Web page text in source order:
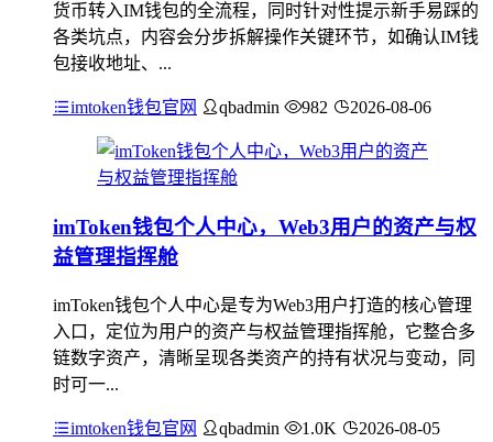
货币转入IM钱包的全流程，同时针对性提示新手易踩的
各类坑点，内容会分步拆解操作关键环节，如确认IM钱
包接收地址、...
imtoken钱包官网 qbadmin 982 2026-08-06
imToken钱包个人中心，Web3用户的资产与权
益管理指挥舱
imToken钱包个人中心是专为Web3用户打造的核心管理
入口，定位为用户的资产与权益管理指挥舱，它整合多
链数字资产，清晰呈现各类资产的持有状况与变动，同
时可一...
imtoken钱包官网 qbadmin 1.0K 2026-08-05